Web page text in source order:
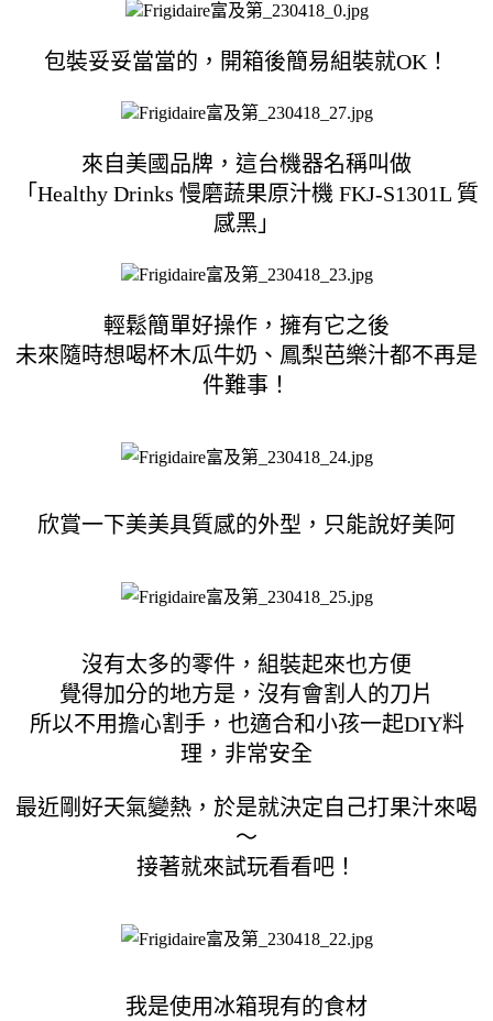
包裝妥妥當當的，開箱後簡易組裝就OK！
來自美國品牌，這台機器名稱叫做
「Healthy Drinks 慢磨蔬果原汁機 FKJ-S1301L 質
感黑」
輕鬆簡單好操作，擁有它之後
未來隨時想喝杯木瓜牛奶、鳳梨芭樂汁都不再是
件難事！
欣賞一下美美具質感的外型，只能說好美阿
沒有太多的零件，組裝起來也方便
覺得加分的地方是，沒有會割人的刀片
所以不用擔心割手，也適合和小孩一起DIY料
理，非常安全
最近剛好天氣變熱，於是就決定自己打果汁來喝
～
接著就來試玩看看吧！
我是使用冰箱現有的食材